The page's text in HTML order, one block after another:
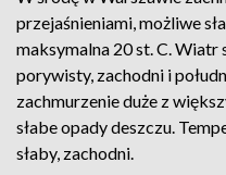
przejaśnieniami, możliwe
maksymalna 20 st. C. Wiatr
porywisty, zachodni i
zachmurzenie duże z
słabe opady deszczu.
słaby, zachodni.